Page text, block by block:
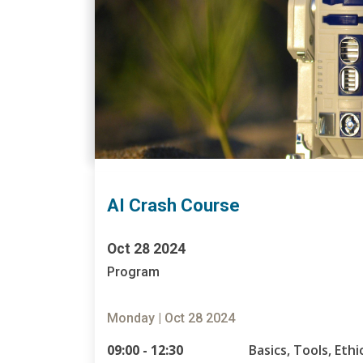
AI Crash Course
Oct 28 2024
Program
Monday | Oct 28 2024
09:00 - 12:30
Basics, Tools,